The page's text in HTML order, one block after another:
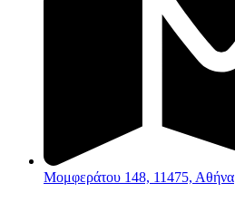
Μομφεράτου 148, 11475, Αθήνα